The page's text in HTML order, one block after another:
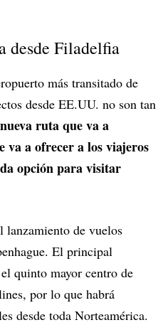
desde Filadelfia
más transitado de
desde EE.UU. no son tan
ruta que va a
va a ofrecer a los viajeros
opción para visitar
lanzamiento de vuelos
El principal
quinto mayor centro de
por lo que habrá
desde toda Norteamérica.